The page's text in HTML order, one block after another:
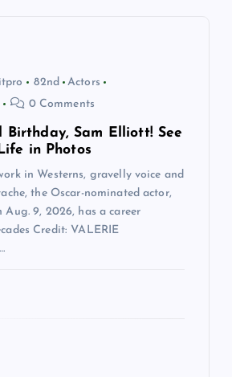
82nd
Actors
0 Comments
Birthday, Sam Elliott! See
in Photos
in Westerns, gravelly voice and
the Oscar-nominated actor,
Aug. 9, 2026, has a career
Credit: VALERIE